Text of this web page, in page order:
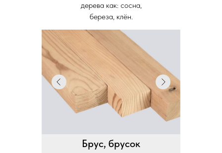
дерева как: сосна,
береза, клён.
Брус, брусок